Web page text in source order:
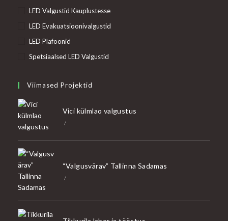
LED Valgustid Kauplustesse
LED Evakuatsioonivalgustid
LED Plafoonid
Spetsiaalsed LED Valgustid
Viimased Projektid
Vici külmlao valgustus
/
“Valgusvärav” Tallinna Sadamas
/